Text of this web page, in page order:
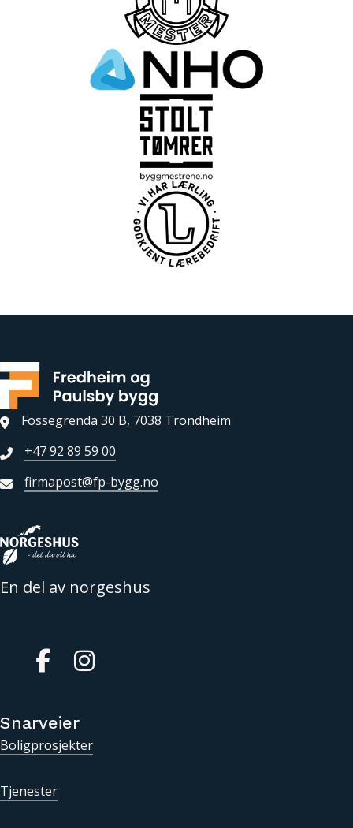
Fossegrenda 30 B, 7038 Trondheim
+47 92 89 59 00
firmapost@fp-bygg.no
En del av norgeshus
Gå til vår Facebook
Gå til vår Instagram
Snarveier
Boligprosjekter
Tjenester